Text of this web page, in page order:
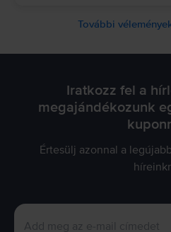
További
Iratkozz fel a
megajándékozunk
Értesülj azonnal a